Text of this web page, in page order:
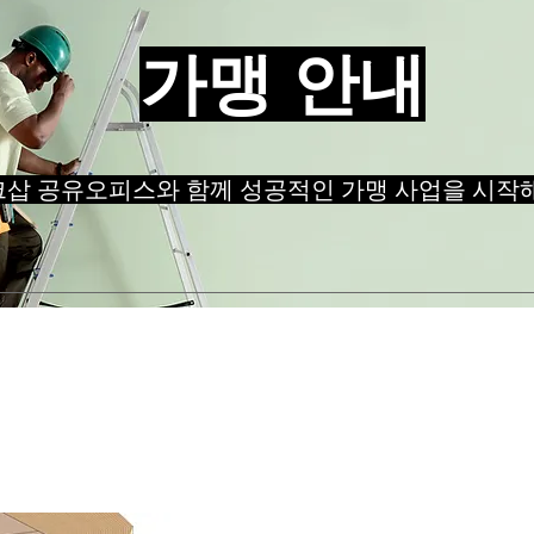
가맹 안내
삽 공유오피스와 함께 성공적인 가맹 사업을 시작